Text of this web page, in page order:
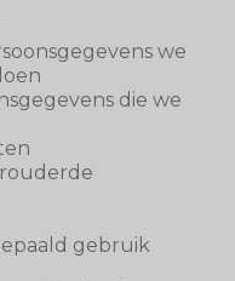
we
die we
gebruik